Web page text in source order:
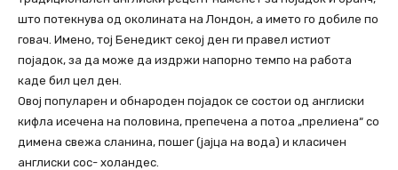
што потекнува од околината на Лондон, а името го добиле по
говач. Имено, тој Бенедикт секој ден ги правел истиот
појадок, за да може да издржи напорно темпо на работа
каде бил цел ден.
Овој популарен и обнароден појадок се состои од англиски
кифла исечена на половина, препечена а потоа „прелиена“ со
димена свежа сланина, пошег (јајца на вода) и класичен
англиски сос- холандес.